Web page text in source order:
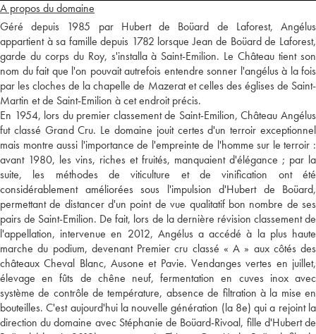
A propos du domaine
Géré depuis 1985 par Hubert de Boüard de Laforest, Angélus
appartient à sa famille depuis 1782 lorsque Jean de Boüard de Laforest,
garde du corps du Roy, s'installa à Saint-Emilion. Le Château tient son
nom du fait que l'on pouvait autrefois entendre sonner l'angélus à la fois
par les cloches de la chapelle de Mazerat et celles des églises de Saint-
Martin et de Saint-Emilion à cet endroit précis.
En 1954, lors du premier classement de Saint-Emilion, Château Angélus
fut classé Grand Cru. Le domaine jouit certes d'un terroir exceptionnel
mais montre aussi l'importance de l'empreinte de l'homme sur le terroir :
avant 1980, les vins, riches et fruités, manquaient d'élégance ; par la
suite, les méthodes de viticulture et de vinification ont été
considérablement améliorées sous l'impulsion d'Hubert de Boüard,
permettant de distancer d'un point de vue qualitatif bon nombre de ses
pairs de Saint-Emilion. De fait, lors de la dernière révision classement de
l'appellation, intervenue en 2012, Angélus a accédé à la plus haute
marche du podium, devenant Premier cru classé « A » aux côtés des
châteaux Cheval Blanc, Ausone et Pavie. Vendanges vertes en juillet,
élevage en fûts de chêne neuf, fermentation en cuves inox avec
système de contrôle de température, absence de filtration à la mise en
bouteilles. C'est aujourd'hui la nouvelle génération (la 8e) qui a rejoint la
direction du domaine avec Stéphanie de Boüard-Rivoal, fille d'Hubert de